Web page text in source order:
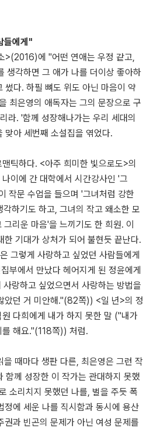
들에게"
>(2016)에 "어떤 연애는 우정 같고,
생각하면 그 애가 나를 더이상 좋아하
썼다. 하필 뼈도 위도 아닌 마음이 약
최은영의 애독자는 그의 문장으로 구
라. '함께 성장해나가는 우리 세대의
맞아 세번째 소설집을 엮었다.
틱하다. <아주 희미한 빛으로도>의
이에 간 대학에서 시간강사인 '그
작문 수업을 들으며 '그녀처럼 강한
하기도 하고, 그녀의 작고 왜소한 모
리운 마음'을 느끼기도 한 희원. 이
한 기대가 상처가 되어 불현듯 끝난다.
그렇게 사랑하고 싶었던 사람들에게
부에서 만났다 헤어지게 된 정윤에게
랑하고 싶었으면서 사랑하는 방법을
았던 거 미안해."(82쪽)) <일 년>의 정
다희에게 내가 하지 못한 말 ("내가
해요."(118쪽)) 처럼.
때마다 생판 다른, 최은영은 그런 작
함께 성장한 이 작가는 관대하지 못했
소리치지 못했던 나를, 벌을 주듯 폭
정에 세운 나를 직시함과 동시에 용산
권과 빈곤의 문제가 아닌 여성 문제를